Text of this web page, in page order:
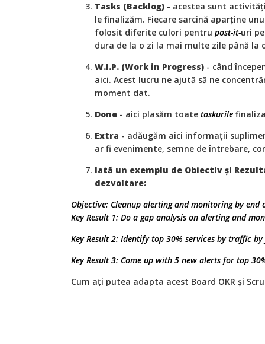
Tasks (Backlog) - acestea sunt
le finalizăm. Fiecare sarcină aparține
folosit diferite culori pentru post-it-uri
dura de la o zi la mai multe zile până la
W.I.P. (Work in Progress) - când
aici. Acest lucru ne ajută să ne
moment dat.
Done - aici plasăm toate taskurile
Extra - adăugăm aici informații
ar fi evenimente, semne de întrebare,
Iată un exemplu de Obiectiv și
dezvoltare:
Objective: Cleanup alerting and monitoring by end
Key Result 1: Do a gap analysis on alerting and
Key Result 2: Identify top 30% services by traffic by
Key Result 3: Come up with 5 new alerts for top
Cum ați putea adapta acest Board OKR și